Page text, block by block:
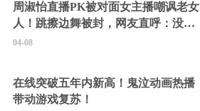
周淑怡直播PK被对面女主播嘲讽老女
人！跳擦边舞被封，网友直呼：没边
硬擦封的好！
04-08
在线突破五年内新高！鬼泣动画热播
带动游戏复苏！